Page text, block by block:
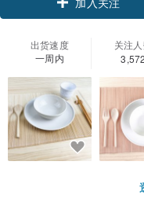
加入关注
出货速度
一周内
关注
3,572